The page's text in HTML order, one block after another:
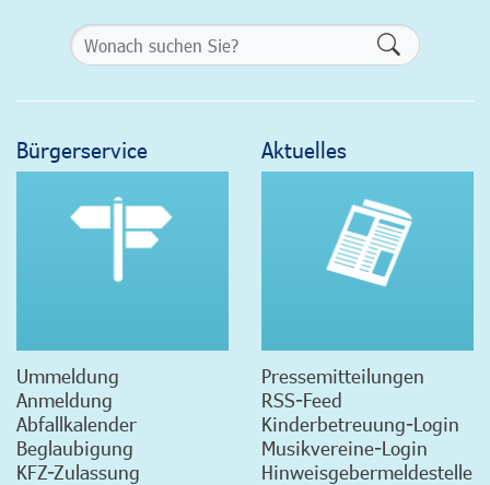
Bürgerservice
Ummeldung
Anmeldung
Abfallkalender
Beglaubigung
KFZ-Zulassung
Aktuelles
Pressemitteilungen
RSS-Feed
Kinderbetreuung-Login
Musikvereine-Login
Hinweisgebermeldestelle